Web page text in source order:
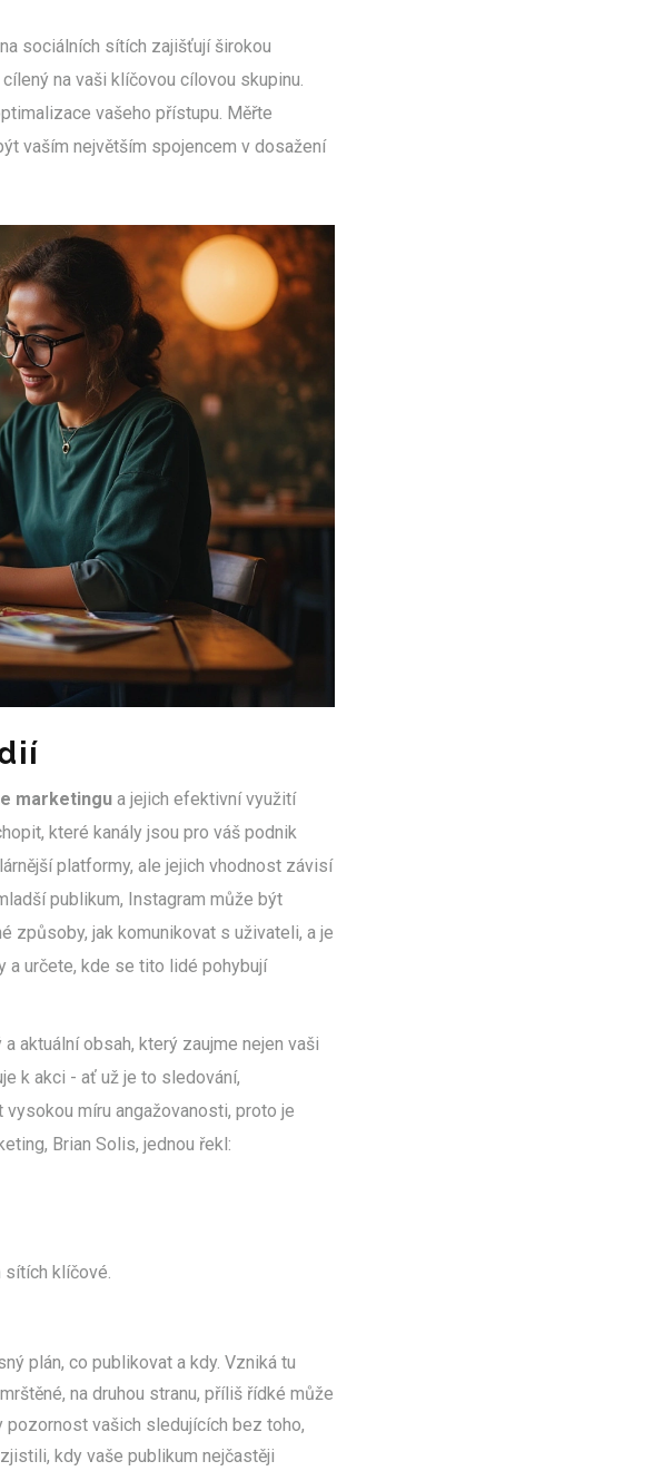
sociálních sítích zajišťují širokou
na vaši klíčovou cílovou skupinu.
vašeho přístupu. Měřte
vaším největším spojencem v dosažení
marketingu a jejich efektivní využití
které kanály jsou pro váš podnik
platformy, ale jejich vhodnost závisí
publikum, Instagram může být
způsoby, jak komunikovat s uživateli, a je
určete, kde se tito lidé pohybují
aktuální obsah, který zaujme nejen vaši
k akci - ať už je to sledování,
míru angažovanosti, proto je
Brian Solis, jednou řekl:
sítích klíčové.
plán, co publikovat a kdy. Vzniká tu
na druhou stranu, příliš řídké může
pozornost vašich sledujících bez toho,
kdy vaše publikum nejčastěji